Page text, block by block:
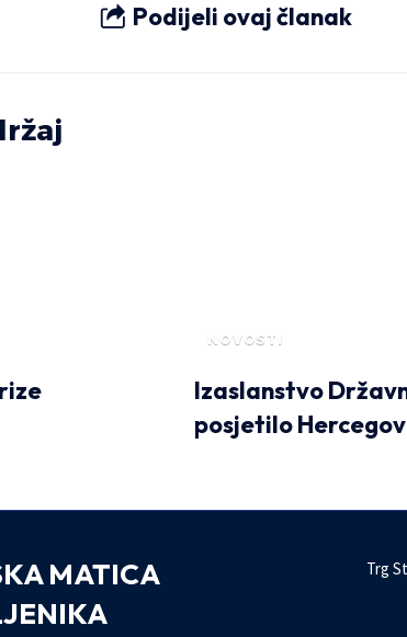
Podijeli ovaj članak
NOVOSTI
Izaslanstvo
posjetilo
MATICA
Trg